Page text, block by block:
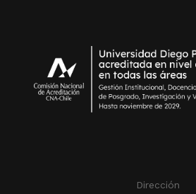
Dirección